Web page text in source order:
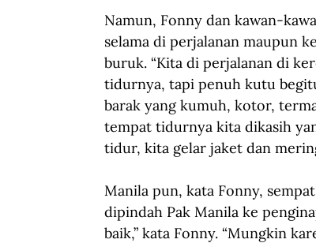
Namun, Fonny dan kawan-
selama di perjalanan maupun
buruk. “Kita di perjalanan di
tidurnya, tapi penuh kutu
barak yang kumuh, kotor,
tempat tidurnya kita dikasih
tidur, kita gelar jaket dan
Manila pun, kata Fonny,
dipindah Pak Manila ke
baik,” kata Fonny. “Mungkin